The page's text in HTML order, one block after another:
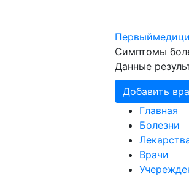
Первый
Симптомы
Данные
Добавить
Главная
Болезни
Врачи